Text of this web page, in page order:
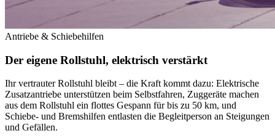
Antriebe & Schiebehilfen
Der eigene Rollstuhl, elektrisch verstärkt
Ihr vertrauter Rollstuhl bleibt – die Kraft kommt dazu: Elektrische
Zusatzantriebe unterstützen beim Selbstfahren, Zuggeräte machen
aus dem Rollstuhl ein flottes Gespann für bis zu 50 km, und
Schiebe- und Bremshilfen entlasten die Begleitperson an Steigungen
und Gefällen.